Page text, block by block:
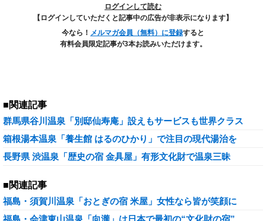
ログインして読む
【ログインしていただくと記事中の広告が非表示になります】
今なら！ メルマガ会員（無料）に登録すると
有料会員限定記事が3本お読みいただけます。
■関連記事
群馬県谷川温泉「別邸仙寿庵」設えもサービスも世界クラス
箱根湯本温泉「養生館 はるのひかり」で注目の現代湯治を
長野県 渋温泉「歴史の宿 金具屋」有形文化財で温泉三昧
■関連記事
福島・須賀川温泉「おとぎの宿 米屋」女性なら皆が笑顔に
福島・会津東山温泉「向瀧」は日本で最初の“文化財の宿”